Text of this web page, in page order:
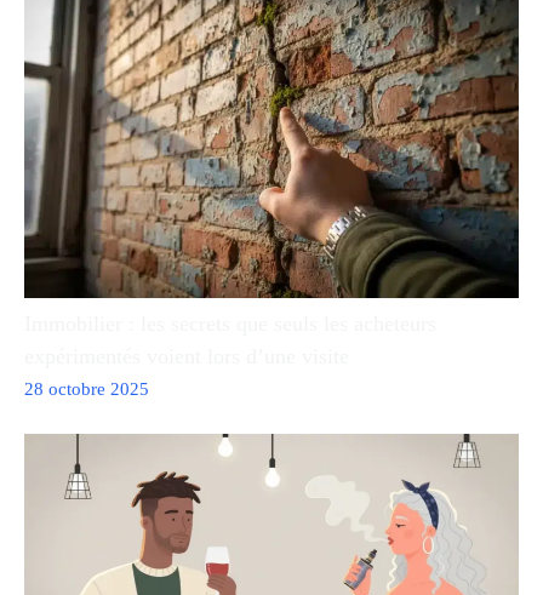
28 octobre 2025